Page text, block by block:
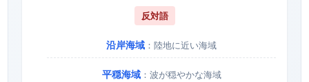
反対語
沿岸海域 ：陸地に近い海域
平穏海域：波が穏やかな海域